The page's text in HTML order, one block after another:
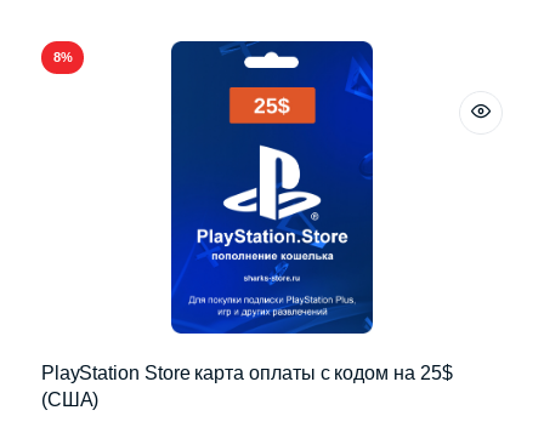
8%
PlayStation Store карта оплаты с кодом на 25$
(США)